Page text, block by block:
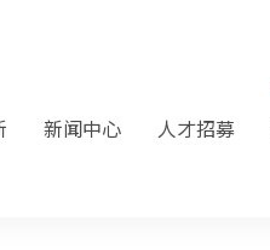
新闻中心 人才招募